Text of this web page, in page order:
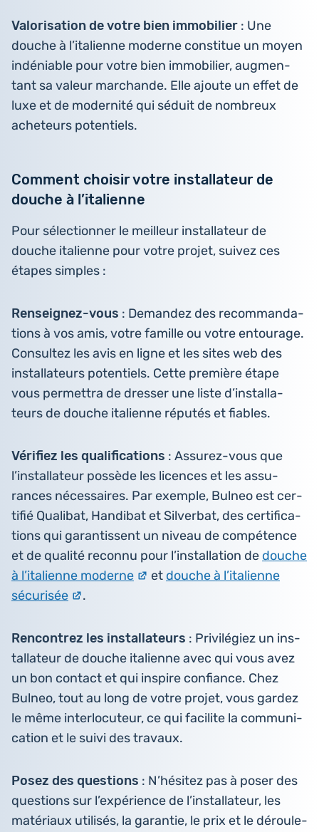
Valo­ri­sa­tion de votre bien immo­bi­lier : Une
douche à l’i­ta­lienne moderne consti­tue un moyen
indé­niable pour votre bien immo­bi­lier, aug­men­
tant sa valeur mar­chande. Elle ajoute un effet de
luxe et de moder­ni­té qui séduit de nom­breux
ache­teurs potentiels.
Comment choisir votre installateur de
douche à l’italienne
Pour sélec­tion­ner le meilleur ins­tal­la­teur de
douche ita­lienne pour votre projet, suivez ces
étapes simples :
Ren­sei­gnez-vous : Deman­dez des recom­man­da­
tions à vos amis, votre famille ou votre entou­rage.
Consul­tez les avis en ligne et les sites web des
ins­tal­la­teurs poten­tiels. Cette pre­mière étape
vous per­met­tra de dresser une liste d’ins­tal­la­
teurs de douche ita­lienne réputés et fiables.
Véri­fiez les qua­li­fi­ca­tions : Assurez-vous que
l’ins­tal­la­teur possède les licences et les assu­
rances néces­saires. Par exemple, Bulneo est cer­
ti­fié Qua­li­bat, Han­di­bat et Sil­ver­bat, des cer­ti­fi­ca­
tions qui garan­tissent un niveau de com­pé­tence
et de qualité reconnu pour l’ins­tal­la­tion de douche
à l’i­ta­lienne moderne
et douche à l’i­ta­lienne
sécu­ri­sée
.
Ren­con­trez les ins­tal­la­teurs : Pri­vi­lé­giez un ins­
tal­la­teur de douche ita­lienne avec qui vous avez
un bon contact et qui inspire confiance. Chez
Bulneo, tout au long de votre projet, vous gardez
le même inter­lo­cu­teur, ce qui faci­lite la com­mu­ni­
ca­tion et le suivi des travaux.
Posez des ques­tions : N’hé­si­tez pas à poser des
ques­tions sur l’ex­pé­rience de l’ins­tal­la­teur, les
maté­riaux uti­li­sés, la garan­tie, le prix et le dérou­le­